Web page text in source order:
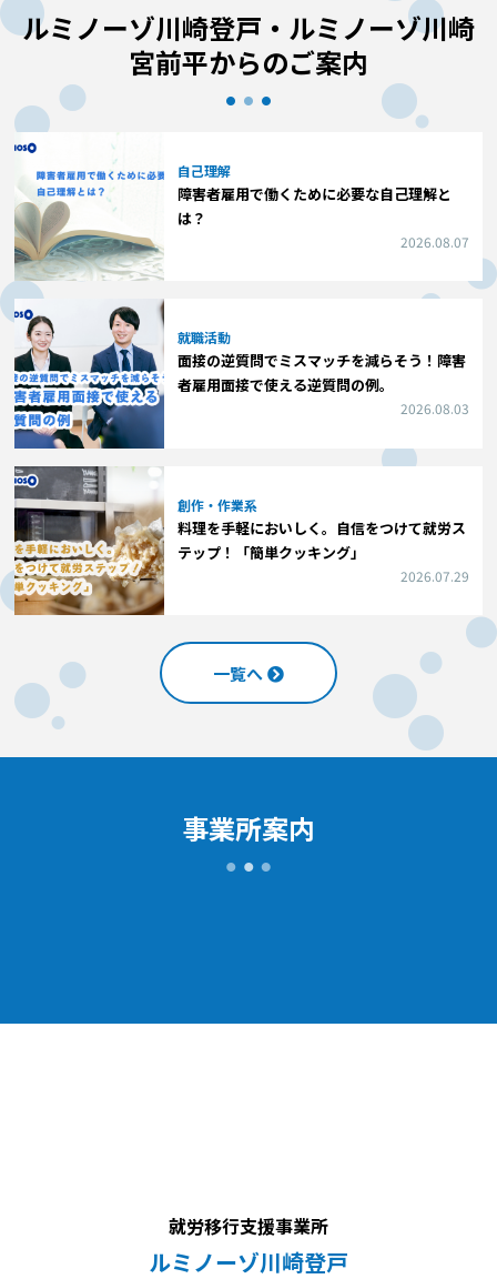
ルミノーゾ川崎登戸・ルミノーゾ川崎
宮前平からのご案内
自己理解
障害者雇用で働くために必要な自己理解と
は？
2026.08.07
就職活動
面接の逆質問でミスマッチを減らそう！障害
者雇用面接で使える逆質問の例。
2026.08.03
創作・作業系
料理を手軽においしく。自信をつけて就労ス
テップ！「簡単クッキング」
2026.07.29
一覧へ
事業所案内
就労移行支援事業所
ルミノーゾ川崎登戸